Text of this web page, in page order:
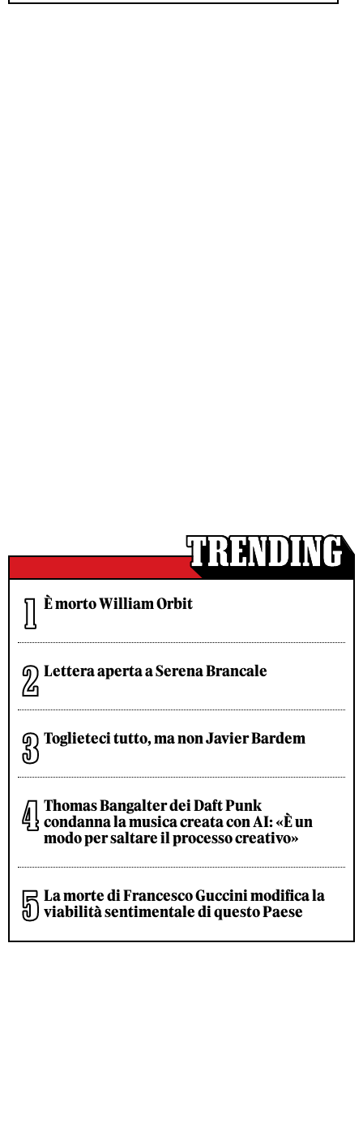
È morto William Orbit
Lettera aperta a Serena Brancale
Toglieteci tutto, ma non Javier Bardem
Thomas Bangalter dei Daft Punk
condanna la musica creata con AI: «È un
modo per saltare il processo creativo»
La morte di Francesco Guccini modifica la
viabilità sentimentale di questo Paese